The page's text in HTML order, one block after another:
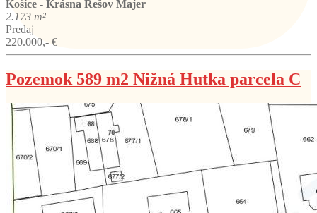
Košice - Krásna Rešov Majer
2.173 m²
Predaj
220.000,- €
Pozemok 589 m2 Nižná Hutka parcela C